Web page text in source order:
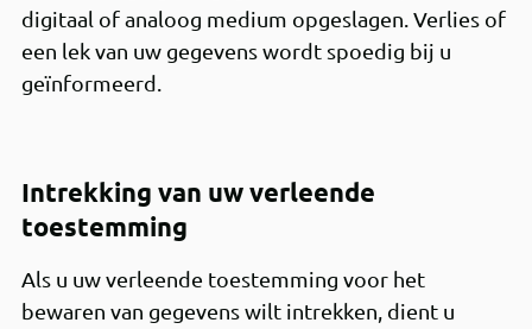
digitaal of analoog medium opgeslagen. Verlies of
een lek van uw gegevens wordt spoedig bij u
geïnformeerd.
Intrekking van uw verleende
toestemming
Als u uw verleende toestemming voor het
bewaren van gegevens wilt intrekken, dient u